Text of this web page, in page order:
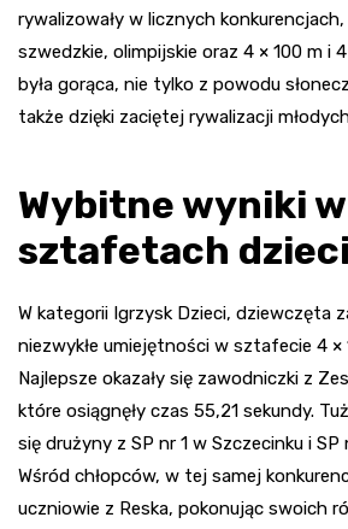
rywalizowały w licznych
szwedzkie, olimpijskie oraz 4 × 100 m i
była gorąca, nie tylko z powodu
także dzięki zaciętej rywalizacji
Wybitne wyniki w
sztafetach dzieci
W kategorii Igrzysk Dzieci, dziewczęta
niezwykłe umiejętności w sztafecie 4 ×
Najlepsze okazały się zawodniczki z
które osiągnęły czas 55,21 sekundy.
się drużyny z SP nr 1 w Szczecinku i
Wśród chłopców, w tej samej
uczniowie z Reska, pokonując swoich